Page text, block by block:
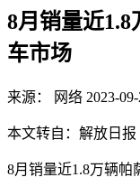
8月销量近
车市场
来源： 网络 2023-
本文转自：解放日报
8月销量近1.8万辆帕